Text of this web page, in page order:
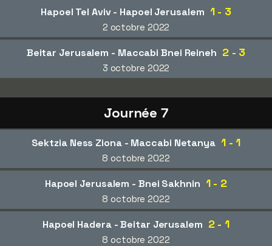
Hapoel Tel Aviv - Hapoel Jerusalem 1 - 3
2 octobre 2022
Beitar Jerusalem - Maccabi Bnei Reineh 2 - 3
3 octobre 2022
Journée 7
Sektzia Ness Ziona - Maccabi Netanya 1 - 1
8 octobre 2022
Hapoel Jerusalem - Bnei Sakhnin 1 - 2
8 octobre 2022
Hapoel Hadera - Beitar Jerusalem 2 - 1
8 octobre 2022